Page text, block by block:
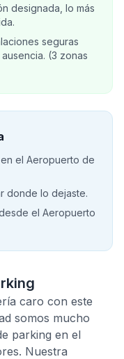
designada, lo más
seguras
(3 zonas
el Aeropuerto de
donde lo dejaste.
el Aeropuerto
caro con este
somos mucho
parking en el
Nuestra